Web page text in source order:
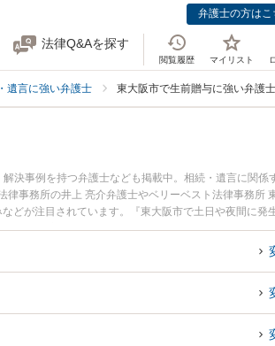
弁護士の方はこ
法律Q&Aを探す
閲覧履歴 マイリスト
遺言に強い弁護士 東大阪市で生前贈与に強い弁護士
決事例を持つ弁護士なども掲載中。相続・遺言に関係
事務所の井上 亮介弁護士やベリーベスト法律事務所
どが注目されています。『東大阪市で土日や夜間に発
い』『初回相談無料で生前贈与を法律相談できる東大